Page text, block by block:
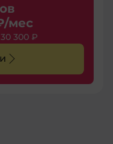
/мес
30 300 ₽